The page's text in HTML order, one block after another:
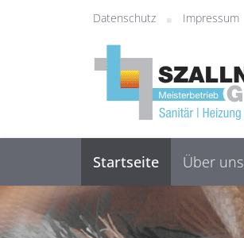
Datenschutz Impressum
Startseite Über uns